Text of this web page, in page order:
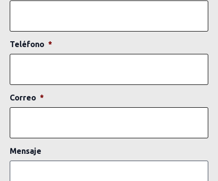
Teléfono *
Correo *
Mensaje